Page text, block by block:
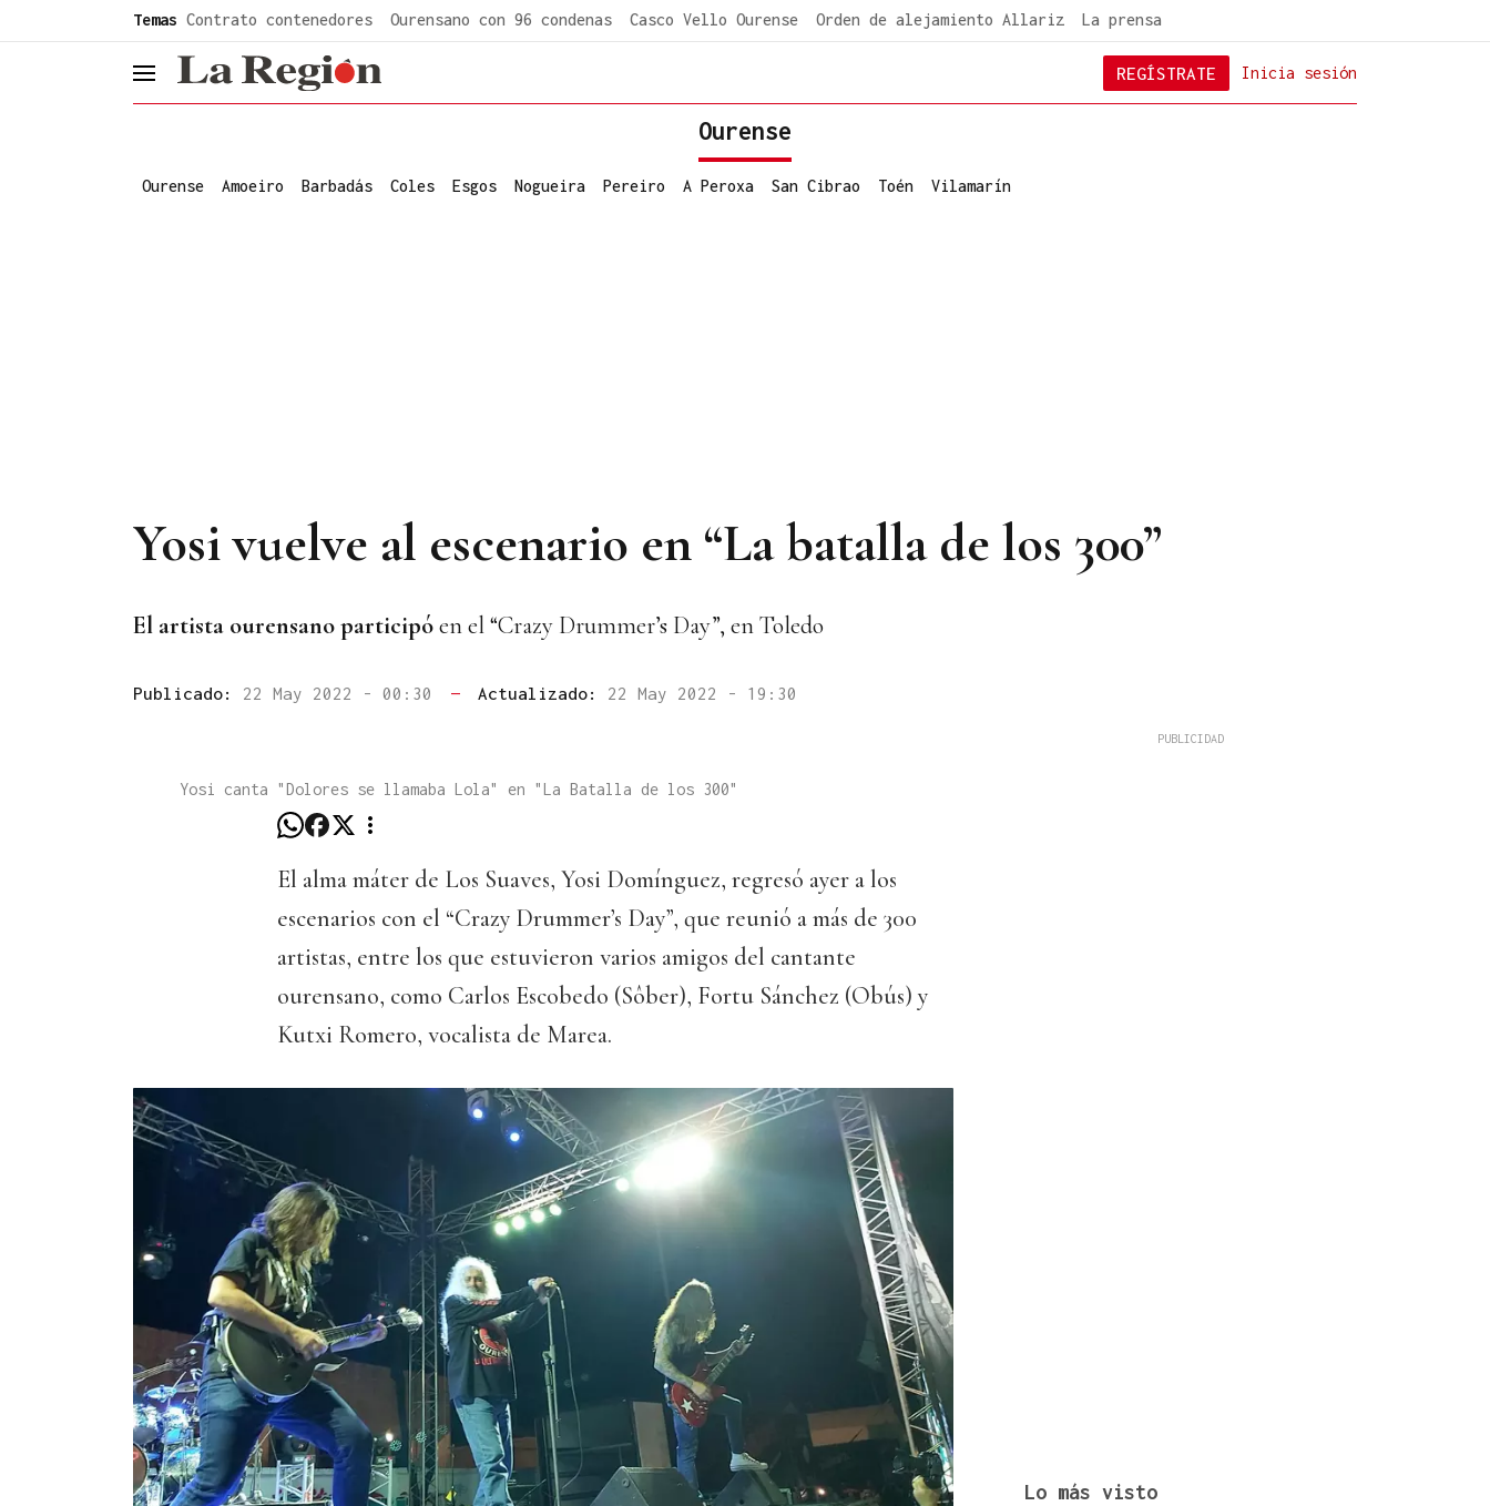
Temas Contrato contenedores Ourensano con 96 condenas Casco Vello Ourense Orden de alejamiento Allariz La prensa
header.menu.open Inicia sesión
REGÍSTRATE
Ourense
Ourense Amoeiro Barbadás Coles Esgos Nogueira Pereiro A Peroxa San Cibrao Toén Vilamarín
Yosi vuelve al escenario en “La batalla de los 300”
El artista ourensano participóen el “Crazy Drummer’s Day”, en Toledo
Publicado: 22 May 2022 - 00:30 — Actualizado: 22 May 2022 - 19:30
Yosi canta "Dolores se llamaba Lola" en "La Batalla de los 300"
El alma máter de Los Suaves, Yosi Domínguez, regresó ayer a los
escenarios con el “Crazy Drummer’s Day”, que reunió a más de 300
artistas, entre los que estuvieron varios amigos del cantante
ourensano, como Carlos Escobedo (Sôber), Fortu Sánchez (Obús) y
Kutxi Romero, vocalista de Marea.
Lo más visto